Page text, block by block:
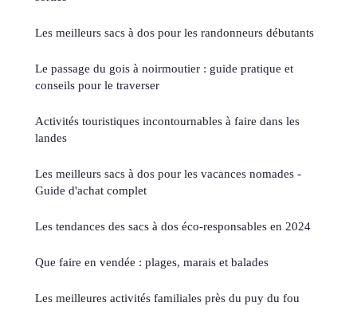
Les meilleurs sacs à dos pour les randonneurs débutants
Le passage du gois à noirmoutier : guide pratique et
conseils pour le traverser
Activités touristiques incontournables à faire dans les
landes
Les meilleurs sacs à dos pour les vacances nomades -
Guide d'achat complet
Les tendances des sacs à dos éco-responsables en 2024
Que faire en vendée : plages, marais et balades
Les meilleures activités familiales près du puy du fou